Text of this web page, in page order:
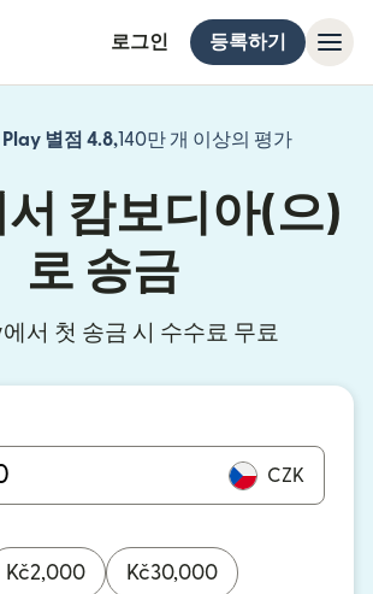
로그인 등록하기
별점 4.8,140만 개 이상의 평가
캄보디아(으)
로 송금
서 첫 송금 시 수수료 무료
CZK
Kč2,000 Kč30,000